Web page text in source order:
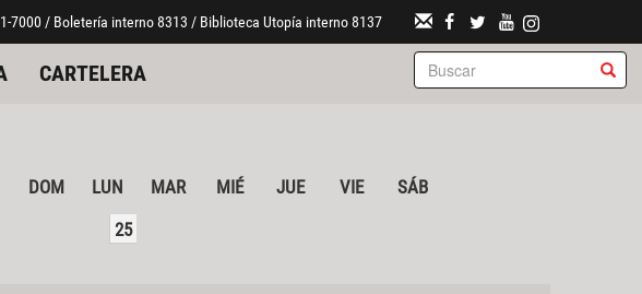
7000 / Boletería interno 8313 / Biblioteca Utopía interno 8137
CARTELERA
DOM LUN MAR MIÉ JUE VIE
SÁB
25